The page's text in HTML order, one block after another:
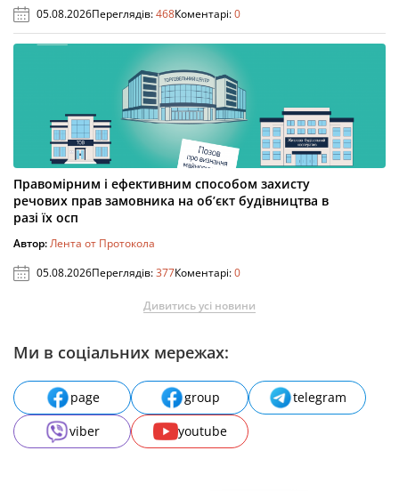
05.08.2026Переглядів:468Коментарі:0
Правомірним і ефективним способом захисту
речових прав замовника на об’єкт будівництва в
разі їх осп
Автор:Лента от Протокола
05.08.2026Переглядів:377Коментарі:0
Дивитись усі новини
Ми в соціальних мережах:
page group
telegram
viber
youtube